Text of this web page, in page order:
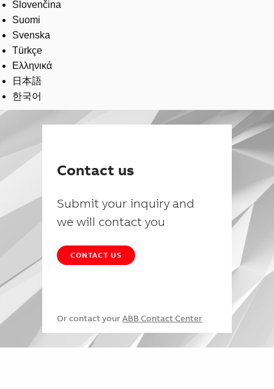
Slovenčina
Suomi
Svenska
Türkçe
Ελληνικά
日本語
한국어
Contact us
Submit your inquiry and
we will contact you
CONTACT US
Or contact your ABB Contact Center